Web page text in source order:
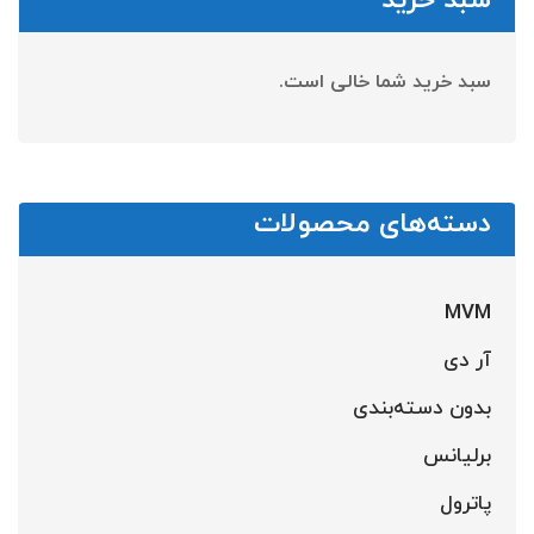
سبد خرید شما خالی است.
دسته‌های محصولات
MVM
آر دی
بدون دسته‌بندی
برلیانس
پاترول